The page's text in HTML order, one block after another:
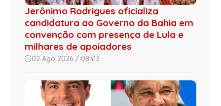
Jerônimo Rodrigues oficializa
candidatura ao Governo da Bahia em
convenção com presença de Lula e
milhares de apoiadores
02 Ago 2026 / 08h13